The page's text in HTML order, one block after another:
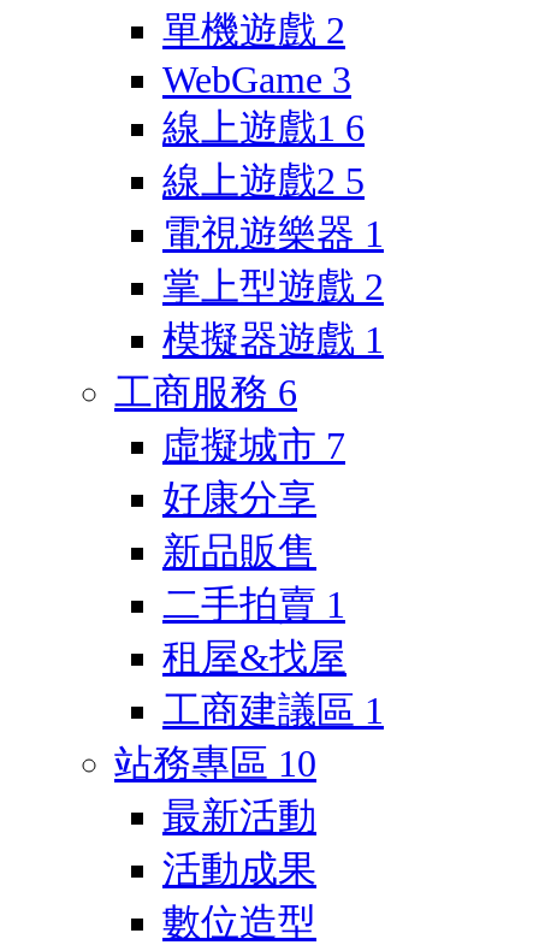
單機遊戲 2
WebGame 3
線上遊戲1 6
線上遊戲2 5
電視遊樂器 1
掌上型遊戲 2
模擬器遊戲 1
工商服務 6
虛擬城市 7
好康分享
新品販售
二手拍賣 1
租屋&找屋
工商建議區 1
站務專區 10
最新活動
活動成果
數位造型